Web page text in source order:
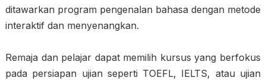
ditawarkan program pengenalan bahasa dengan metode
interaktif dan menyenangkan.
Remaja dan pelajar dapat memilih kursus yang berfokus
pada persiapan ujian seperti TOEFL, IELTS, atau ujian